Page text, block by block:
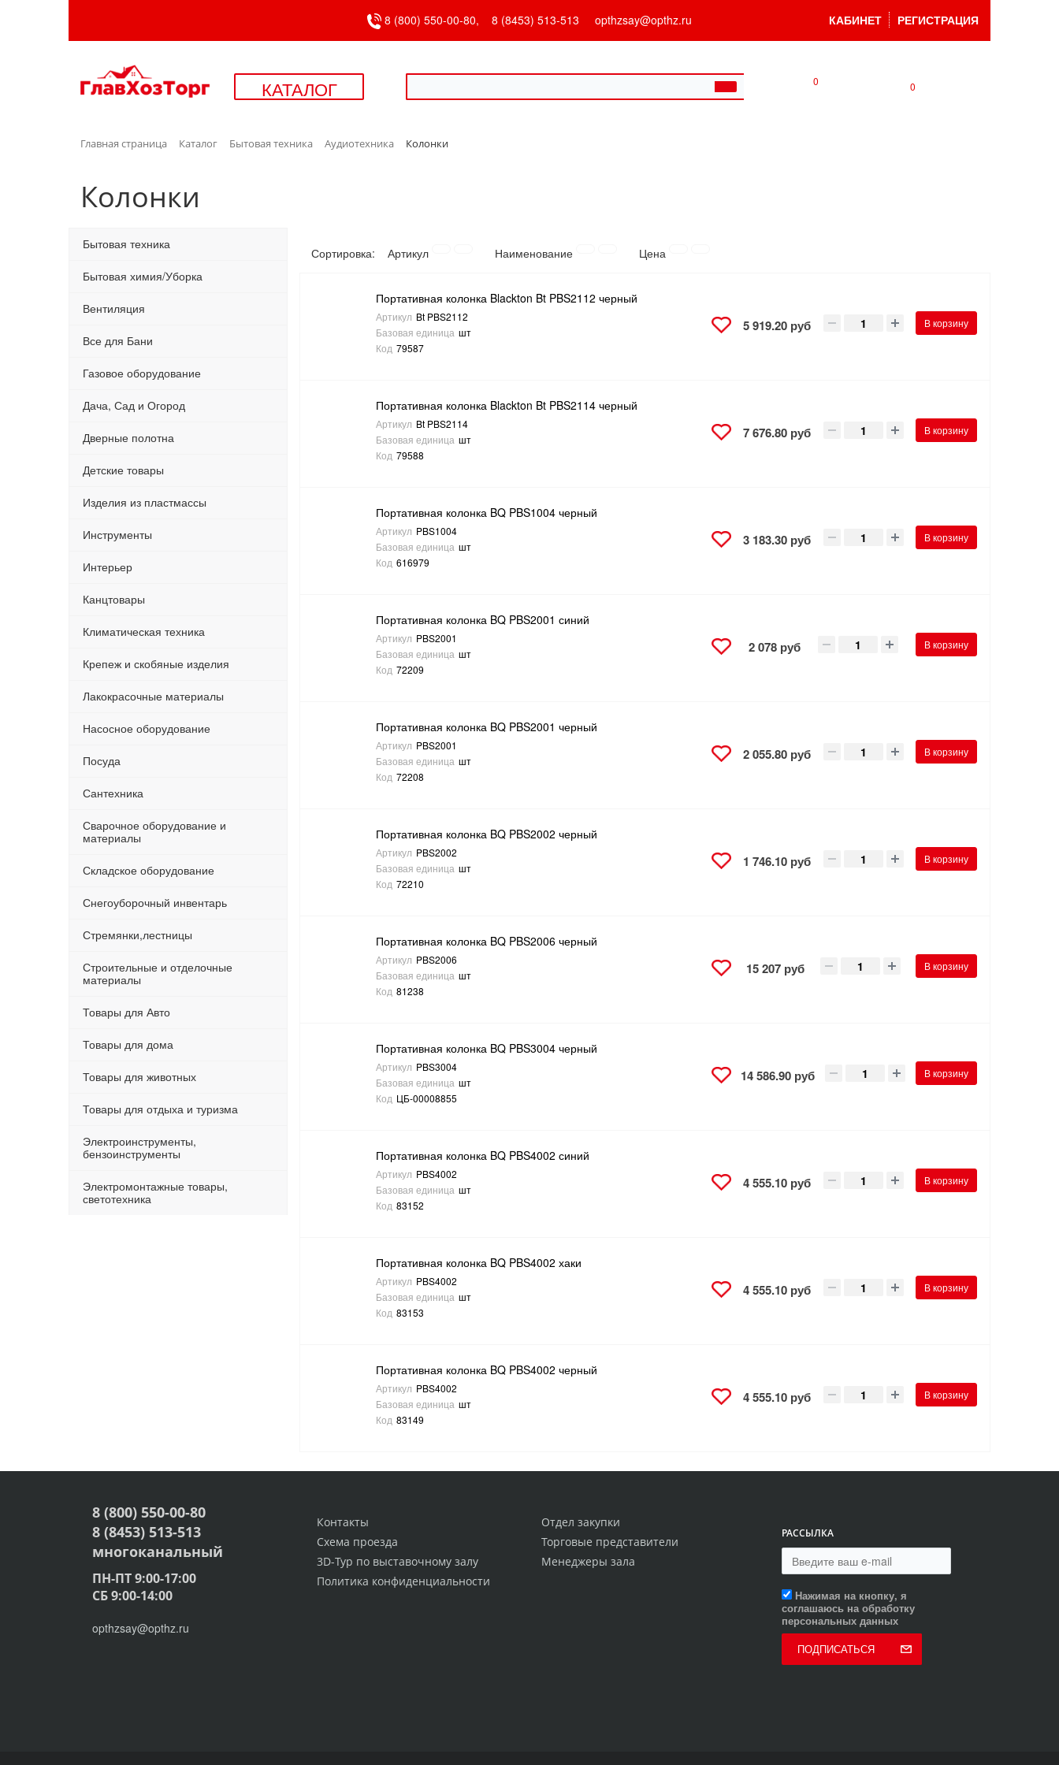
8 (800) 550-00-80, 8 (8453) 513-513 opthzsay@opthz.ru КАБИНЕТ РЕГИСТРАЦИЯ
КАТАЛОГ 0 0
Главная страница Каталог Бытовая техника Аудиотехника Колонки
Колонки
Бытовая техника
Бытовая химия/Уборка
Вентиляция
Все для Бани
Газовое оборудование
Дача, Сад и Огород
Дверные полотна
Детские товары
Изделия из пластмассы
Инструменты
Интерьер
Канцтовары
Климатическая техника
Крепеж и скобяные изделия
Лакокрасочные материалы
Насосное оборудование
Посуда
Сантехника
Сварочное оборудование и
материалы
Складское оборудование
Снегоуборочный инвентарь
Стремянки,лестницы
Строительные и отделочные
материалы
Товары для Авто
Товары для дома
Товары для животных
Товары для отдыха и туризма
Электроинструменты,
бензоинструменты
Электромонтажные товары,
светотехника
Сортировка: Артикул Наименование Цена
Портативная колонка Blackton Bt PBS2112 черный
Артикул Bt PBS2112
Базовая единица шт
Код 79587
5 919.20 руб В корзину
Портативная колонка Blackton Bt PBS2114 черный
Артикул Bt PBS2114
Базовая единица шт
Код 79588
7 676.80 руб В корзину
Портативная колонка BQ PBS1004 черный
Артикул PBS1004
Базовая единица шт
Код 616979
3 183.30 руб В корзину
Портативная колонка BQ PBS2001 синий
Артикул PBS2001
Базовая единица шт
Код 72209
2 078 руб В корзину
Портативная колонка BQ PBS2001 черный
Артикул PBS2001
Базовая единица шт
Код 72208
2 055.80 руб В корзину
Портативная колонка BQ PBS2002 черный
Артикул PBS2002
Базовая единица шт
Код 72210
1 746.10 руб В корзину
Портативная колонка BQ PBS2006 черный
Артикул PBS2006
Базовая единица шт
Код 81238
15 207 руб В корзину
Портативная колонка BQ PBS3004 черный
Артикул PBS3004
Базовая единица шт
Код ЦБ-00008855
14 586.90 руб В корзину
Портативная колонка BQ PBS4002 синий
Артикул PBS4002
Базовая единица шт
Код 83152
4 555.10 руб В корзину
Портативная колонка BQ PBS4002 хаки
Артикул PBS4002
Базовая единица шт
Код 83153
4 555.10 руб В корзину
Портативная колонка BQ PBS4002 черный
Артикул PBS4002
Базовая единица шт
Код 83149
4 555.10 руб В корзину
Отдел закупки
Торговые представители
Менеджеры зала
Контакты
Схема проезда
3D-Тур по выставочному залу
Политика конфиденциальности
РАССЫЛКА
Нажимая на кнопку, я
соглашаюсь на обработку
персональных данных
ПОДПИСАТЬСЯ
8 (800) 550-00-80
8 (8453) 513-513
многоканальный
ПН-ПТ 9:00-17:00
СБ 9:00-14:00
opthzsay@opthz.ru